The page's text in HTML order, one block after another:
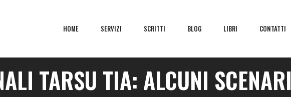
HOME SERVIZI SCRITTI BLOG LIBRI CONTATTI
TARSU TIA: ALCUNI SCENARI